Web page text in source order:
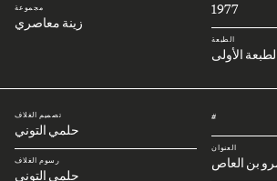
1977
الطبعة
الأولى
مجموعة
زينة معاصري
#
العنوان
بن العاص
تصميم الغلاف
حلمي التوني
رسوم الغلاف
حلمي التوني